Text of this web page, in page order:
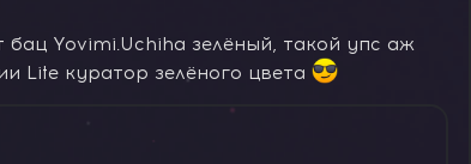
Yovimi.Uchiha зелёный, такой упс аж
Lite куратор зелёного цвета